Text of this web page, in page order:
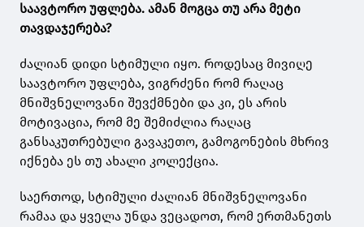
საავტორო უფლება. ამან მოგცა თუ არა მეტი
თავდაჯერება?
ძალიან დიდი სტიმული იყო. როდესაც მივიღე
საავტორო უფლება, ვიგრძენი რომ რაღაც
მნიშვნელოვანი შევქმნები და კი, ეს არის
მოტივაცია, რომ მე შემიძლია რაღაც
განსაკუთრებული გავაკეთო, გამოგონების მხრივ
იქნება ეს თუ ახალი კოლექცია.
საერთოდ, სტიმული ძალიან მნიშვნელოვანი
რამაა და ყველა უნდა ვეცადოთ, რომ ერთმანეთს